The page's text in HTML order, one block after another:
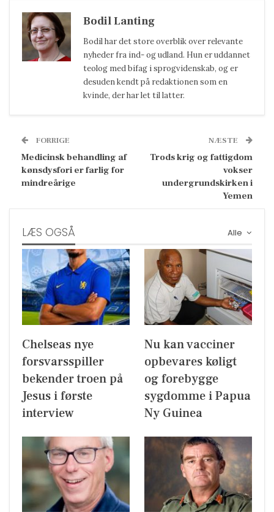
Bodil Lanting
Bodil har det store overblik over relevante
nyheder fra ind- og udland. Hun er uddannet
teolog med bifag i sprogvidenskab, og er
desuden kendt på redaktionen som en
kvinde, der har let til latter.
FORRIGE
Medicinsk behandling af
kønsdysfori er farlig for
mindreårige
NÆSTE
Trods krig og fattigdom
vokser
undergrundskirken i
Yemen
Alle
LÆS OGSÅ
Chelseas nye
forsvarsspiller
bekender troen på
Jesus i første
interview
Nu kan vacciner
opbevares køligt
og forebygge
sygdomme i Papua
Ny Guinea